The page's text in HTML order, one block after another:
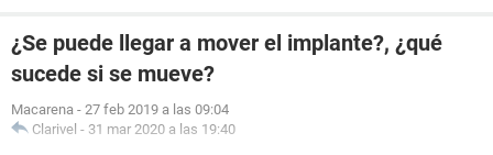
¿Se puede llegar a mover el implante?, ¿qué
sucede si se mueve?
Macarena - 27 feb 2019 a las 09:04
Clarivel - 31 mar 2020 a las 19:40